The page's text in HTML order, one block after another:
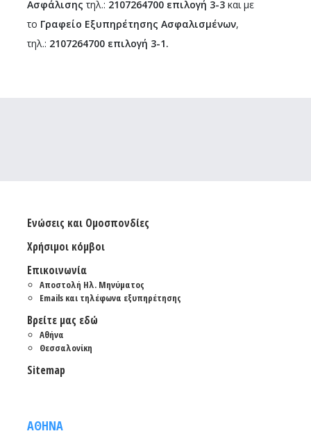
Ασφάλισης τηλ.: 2107264700 επιλογή 3-3 και με
το Γραφείο Εξυπηρέτησης Ασφαλισμένων,
τηλ.: 2107264700 επιλογή 3-1.
Ενώσεις και Ομοσπονδίες
Χρήσιμοι κόμβοι
Επικοινωνία
Αποστολή Ηλ. Μηνύματος
Emails και τηλέφωνα εξυπηρέτησης
Βρείτε μας εδώ
Αθήνα
Θεσσαλονίκη
Sitemap
ΑΘΗΝΑ